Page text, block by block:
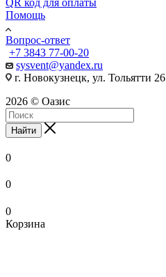
QR код для оплаты
Помощь
Вопрос-ответ
+7 3843 77-00-20
sysvent@yandex.ru
г. Новокузнецк, ул. Тольятти 26
2026 © Оазис
Найти
0
0
0
Корзина